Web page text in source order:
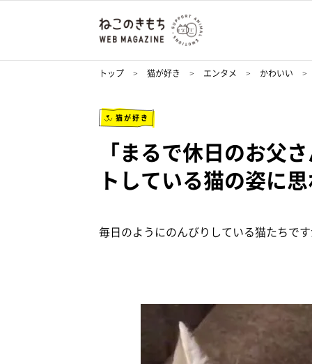
トップ 猫が好き エンタメ かわいい
猫が好き
「まるで休日のお父
トしている猫の姿に
毎日のようにのんびりしている猫たちで